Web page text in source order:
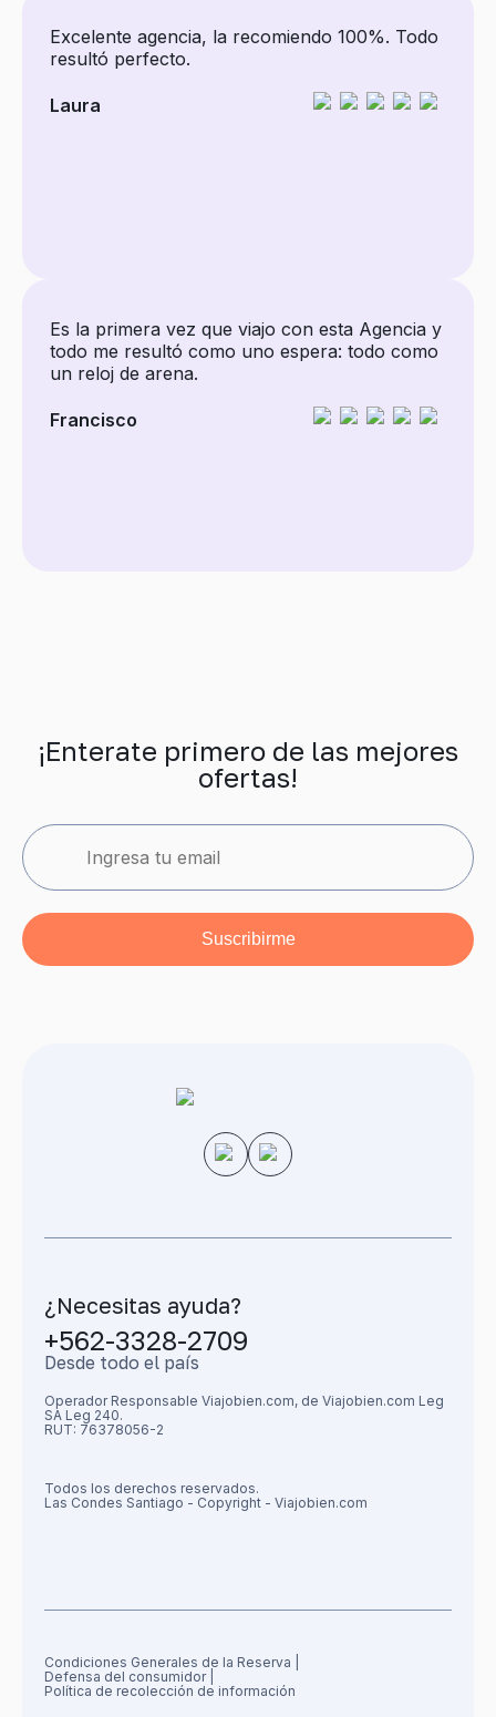
Excelente agencia, la recomiendo 100%. Todo
resultó perfecto.
Laura
Es la primera vez que viajo con esta Agencia y
todo me resultó como uno espera: todo como
un reloj de arena.
Francisco
¡Enterate primero de las mejores
ofertas!
Suscribirme
¿Necesitas ayuda?
+562-3328-2709
Desde todo el país
Operador Responsable Viajobien.com, de Viajobien.com Leg
SA Leg 240.
RUT: 76378056-2
Todos los derechos reservados.
Las Condes Santiago - Copyright - Viajobien.com
Condiciones Generales de la Reserva
Defensa del consumidor|
Política de recolección de información